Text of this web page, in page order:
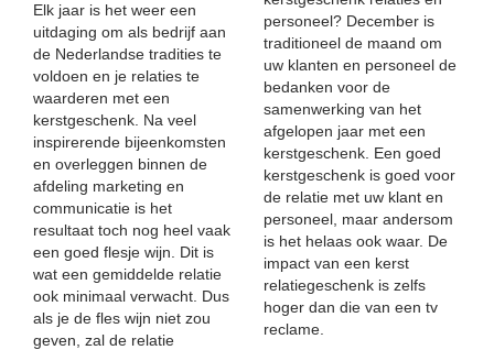
Elk jaar is het weer een
uitdaging om als bedrijf aan
de Nederlandse tradities te
voldoen en je relaties te
waarderen met een
kerstgeschenk. Na veel
inspirerende bijeenkomsten
en overleggen binnen de
afdeling marketing en
communicatie is het
resultaat toch nog heel vaak
een goed flesje wijn. Dit is
wat een gemiddelde relatie
ook minimaal verwacht. Dus
als je de fles wijn niet zou
geven, zal de relatie
personeel? December is
traditioneel de maand om
uw klanten en personeel de
bedanken voor de
samenwerking van het
afgelopen jaar met een
kerstgeschenk. Een goed
kerstgeschenk is goed voor
de relatie met uw klant en
personeel, maar andersom
is het helaas ook waar. De
impact van een kerst
relatiegeschenk is zelfs
hoger dan die van een tv
reclame.